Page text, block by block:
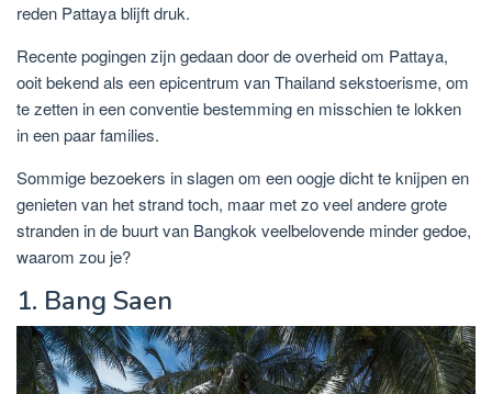
reden Pattaya blijft druk.
Recente pogingen zijn gedaan door de overheid om Pattaya,
ooit bekend als een epicentrum van Thailand sekstoerisme, om
te zetten in een conventie bestemming en misschien te lokken
in een paar families.
Sommige bezoekers in slagen om een ​​oogje dicht te knijpen en
genieten van het strand toch, maar met zo veel andere grote
stranden in de buurt van Bangkok veelbelovende minder gedoe,
waarom zou je?
1. Bang Saen